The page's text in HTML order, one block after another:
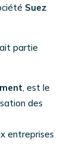
Suez
partie
, est le
des
entreprises